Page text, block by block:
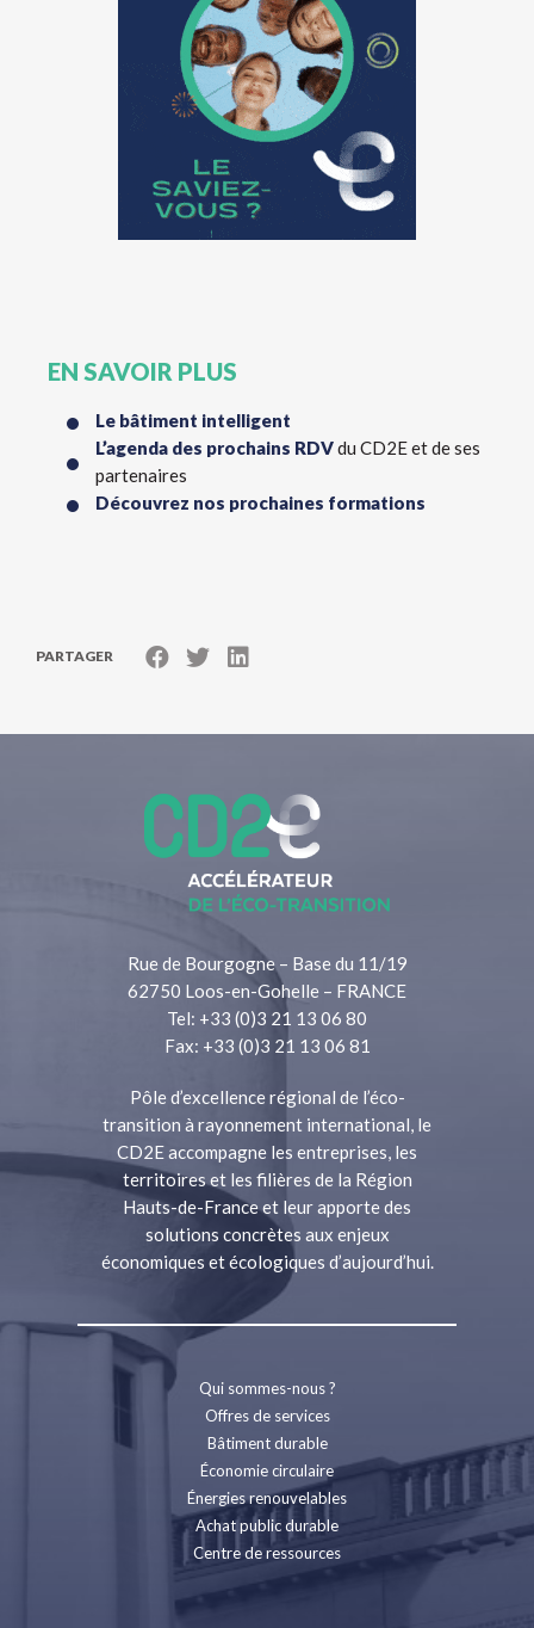
EN SAVOIR PLUS
Le bâtiment intelligent
L’agenda des prochains RDVdu CD2E et de ses
partenaires
Découvrez nos prochaines formations
PARTAGER
Rue de Bourgogne – Base du 11/19
62750 Loos-en-Gohelle – FRANCE
Tel: +33 (0)3 21 13 06 80
Fax: +33 (0)3 21 13 06 81
Pôle d’excellence régional de l’éco-
transition à rayonnement international, le
CD2E accompagne les entreprises, les
territoires et les filières de la Région
Hauts-de-France et leur apporte des
solutions concrètes aux enjeux
économiques et écologiques d’aujourd’hui.
Qui sommes-nous ?
Offres de services
Bâtiment durable
Économie circulaire
Énergies renouvelables
Achat public durable
Centre de ressources